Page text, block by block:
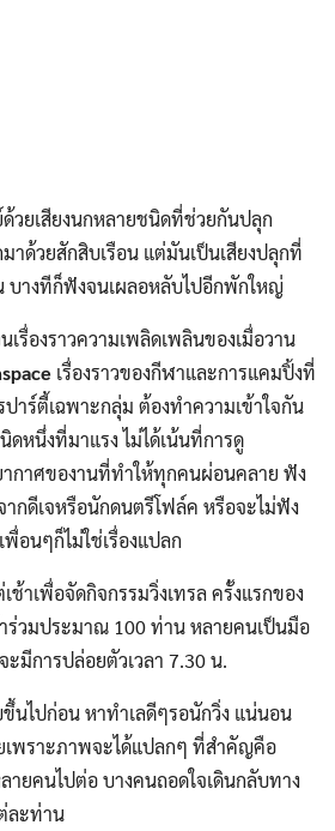
วยเสียงนกหลายชนิดที่ช่วยกันปลุก
าด้วยสักสิบเรือน แต่มันเป็นเสียงปลุกที่
บางทีก็ฟังจนเผลอหลับไปอีกพักใหญ่
รื่องราวความเพลิดเพลินของเมื่อวาน
เรื่องราวของกีฬาและการแคมปิ้งที่
าร์ตี้เฉพาะกลุ่ม ต้องทำความเข้าใจกัน
หนึ่งที่มาแรง ไม่ได้เน้นที่การดู
กาศของานที่ทำให้ทุกคนผ่อนคลาย ฟัง
ากดีเจหรือนักดนตรีโฟล์ค หรือจะไม่ฟัง
อนๆก็ไม่ใช่เรื่องแปลก
ช้าเพื่อจัดกิจกรรมวิ่งเทรล ครั้งแรกของ
ร่วมประมาณ 100 ท่าน หลายคนเป็นมือ
มีการปล่อยตัวเวลา 7.30 น.
นไปก่อน หาทำเลดีๆรอนักวิ่ง แน่นอน
พราะภาพจะได้แปลกๆ ที่สำคัญคือ
ายคนไปต่อ บางคนถอดใจเดินกลับทาง
ละท่าน